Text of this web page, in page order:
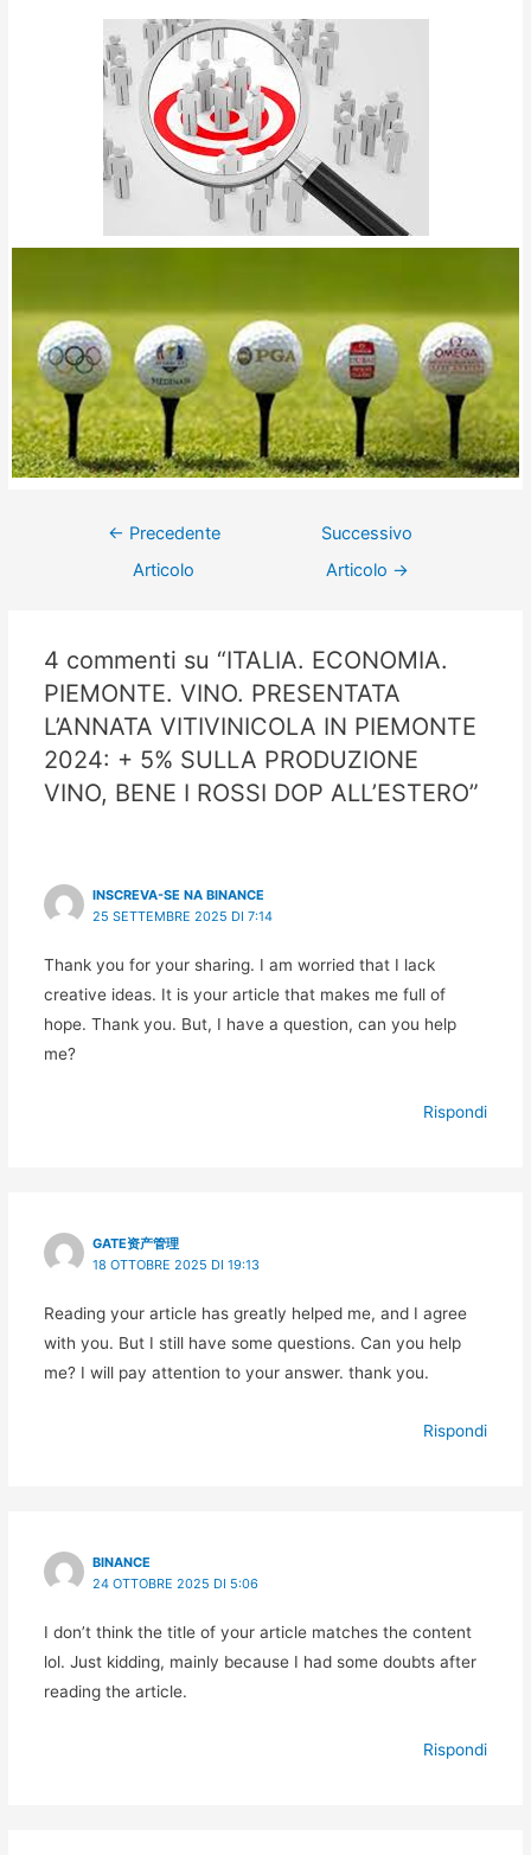
← Precedente
Articolo
Successivo
Articolo →
4 commenti su “ITALIA. ECONOMIA.
PIEMONTE. VINO. PRESENTATA
L’ANNATA VITIVINICOLA IN PIEMONTE
2024: + 5% SULLA PRODUZIONE
VINO, BENE I ROSSI DOP ALL’ESTERO”
INSCREVA-SE NA BINANCE
25 SETTEMBRE 2025 DI 7:14
Thank you for your sharing. I am worried that I lack
creative ideas. It is your article that makes me full of
hope. Thank you. But, I have a question, can you help
me?
Rispondi
GATE资产管理
18 OTTOBRE 2025 DI 19:13
Reading your article has greatly helped me, and I agree
with you. But I still have some questions. Can you help
me? I will pay attention to your answer. thank you.
Rispondi
BINANCE
24 OTTOBRE 2025 DI 5:06
I don’t think the title of your article matches the content
lol. Just kidding, mainly because I had some doubts after
reading the article.
Rispondi